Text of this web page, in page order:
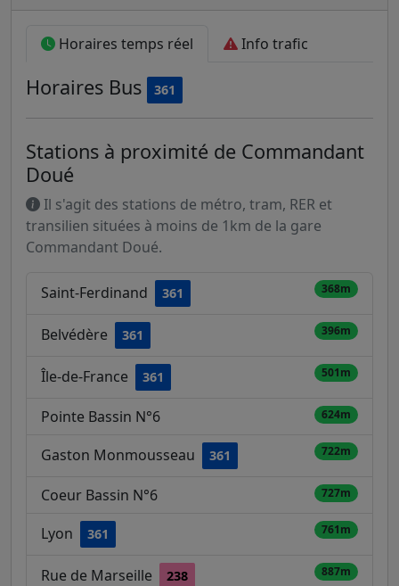
Horaires temps réel Info trafic
Horaires Bus 361
Stations à proximité de Commandant
Doué
Il s'agit des stations de métro, tram, RER et
transilien situées à moins de 1km de la gare
Commandant Doué.
Saint-Ferdinand 361 368m
Belvédère 361 396m
Île-de-France 361 501m
Pointe Bassin N°6 624m
Gaston Monmousseau 361 722m
Coeur Bassin N°6 727m
Lyon 361 761m
Rue de Marseille 238 887m